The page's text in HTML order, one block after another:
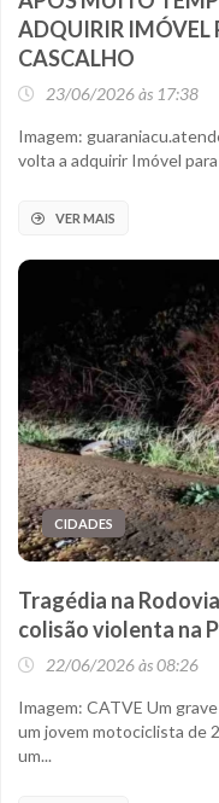
ADQUIRIR IMÓVEL
CASCALHO
23/06/2026 às 17:38
Imagem:
volta a adquirir Imóvel
VER MAIS
CIDADES
Tragédia na
colisão violenta na
22/06/2026 às 08:26
Imagem: CATVE Um
um jovem motociclista de
um...